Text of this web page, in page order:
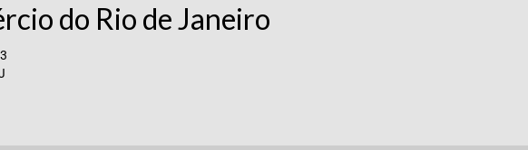
do Rio de Janeiro